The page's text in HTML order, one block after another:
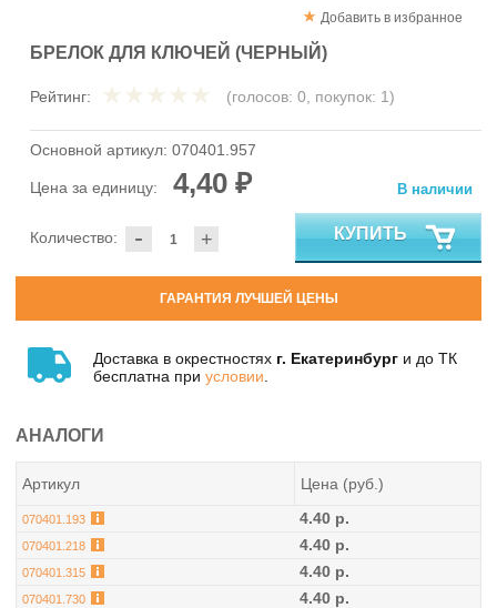
Добавить в избранное
БРЕЛОК ДЛЯ КЛЮЧЕЙ (ЧЕРНЫЙ)
Рейтинг: (голосов: 0, покупок: 1)
Основной артикул: 070401.957
Цена за единицу: 4,40 ₽
- +
Количество:
В наличии
КУПИТЬ
ГАРАНТИЯ ЛУЧШЕЙ ЦЕНЫ
Доставка в окрестностях г. Екатеринбург и до ТК
бесплатна при условии
АНАЛОГИ
Артикул Цена (руб.)
070401.193 4.40 р.
070401.218 4.40 р.
070401.315 4.40 р.
070401.730 4.40 р.